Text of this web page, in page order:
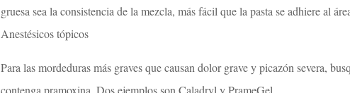
gruesa sea la consistencia de la mezcla, más fácil que la pasta se adhiere al
Anestésicos tópicos
Para las mordeduras más graves que causan dolor grave y picazón severa,
contenga pramoxina. Dos ejemplos son Caladryl y PrameGel.